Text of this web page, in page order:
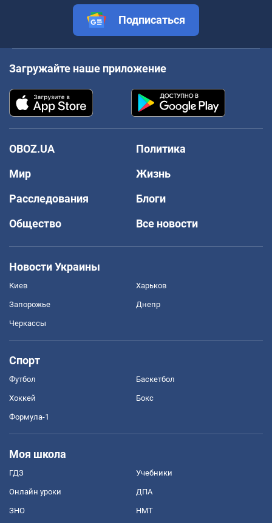
Подписаться
Загружайте наше приложение
OBOZ.UA
Политика
Мир
Жизнь
Расследования
Блоги
Общество
Все новости
Новости Украины
Киев Харьков
Запорожье Днепр
Черкассы
Спорт
Футбол Баскетбол
Хоккей Бокс
Формула-1
Моя школа
ГДЗ Учебники
Онлайн уроки ДПА
ЗНО НМТ